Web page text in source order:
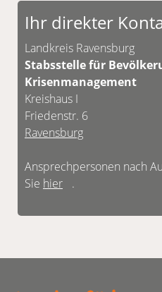
Ihr direkter
Landkreis Ravensburg
Stabsstelle für
Krisenmanagement
Kreishaus I
Friedenstr. 6
Ravensburg
Ansprechpersonen nach
Sie hier .